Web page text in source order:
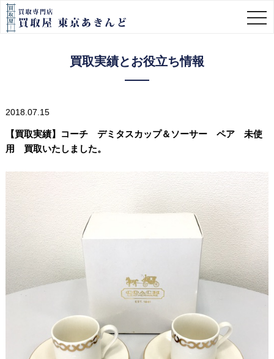
買取実績とお役立ち情報
2018.07.15
【買取実績】コーチ デミタスカップ＆ソーサー ペア 未使
用 買取いたしました。